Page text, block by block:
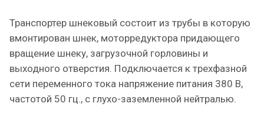
Транспортер шнековый состоит из трубы в которую
вмонтирован шнек, моторредуктора придающего
вращение шнеку, загрузочной горловины и
выходного отверстия. Подключается к трехфазной
сети переменного тока напряжение питания 380 В,
частотой 50 гц., с глухо-заземленной нейтралью.